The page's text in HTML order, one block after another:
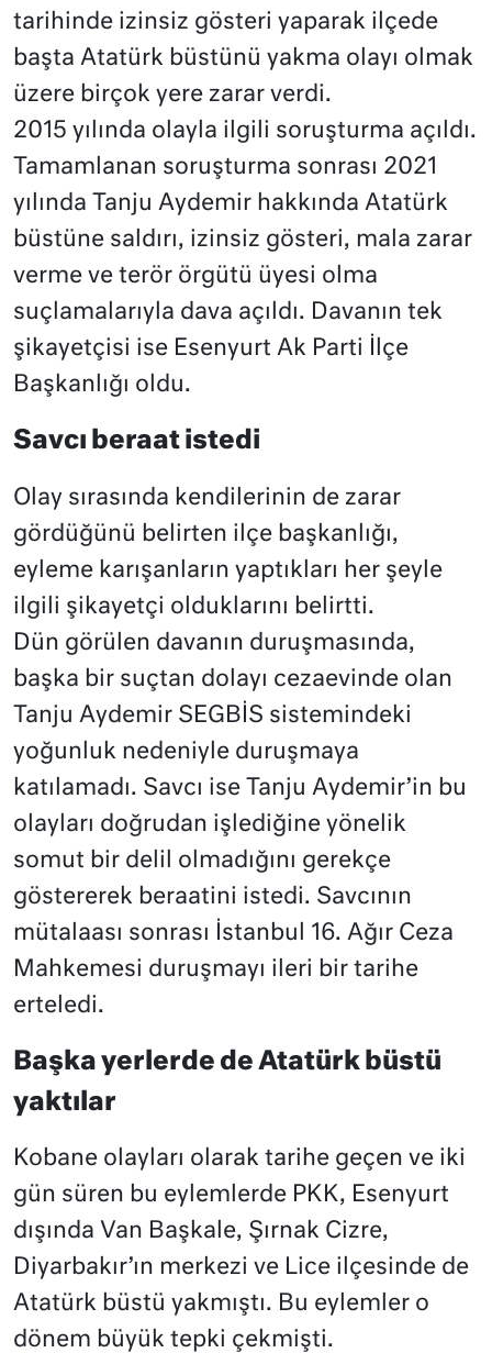
tarihinde izinsiz gösteri yaparak ilçede
başta Atatürk büstünü yakma olayı olmak
üzere birçok yere zarar verdi.
2015 yılında olayla ilgili soruşturma açıldı.
Tamamlanan soruşturma sonrası 2021
yılında Tanju Aydemir hakkında Atatürk
büstüne saldırı, izinsiz gösteri, mala zarar
verme ve terör örgütü üyesi olma
suçlamalarıyla dava açıldı. Davanın tek
şikayetçisi ise Esenyurt Ak Parti İlçe
Başkanlığı oldu.
Savcı beraat istedi
Olay sırasında kendilerinin de zarar
gördüğünü belirten ilçe başkanlığı,
eyleme karışanların yaptıkları her şeyle
ilgili şikayetçi olduklarını belirtti.
Dün görülen davanın duruşmasında,
başka bir suçtan dolayı cezaevinde olan
Tanju Aydemir SEGBİS sistemindeki
yoğunluk nedeniyle duruşmaya
katılamadı. Savcı ise Tanju Aydemir’in bu
olayları doğrudan işlediğine yönelik
somut bir delil olmadığını gerekçe
göstererek beraatini istedi. Savcının
mütalaası sonrası İstanbul 16. Ağır Ceza
Mahkemesi duruşmayı ileri bir tarihe
erteledi.
Başka yerlerde de Atatürk büstü
yaktılar
Kobane olayları olarak tarihe geçen ve iki
gün süren bu eylemlerde PKK, Esenyurt
dışında Van Başkale, Şırnak Cizre,
Diyarbakır’ın merkezi ve Lice ilçesinde de
Atatürk büstü yakmıştı. Bu eylemler o
dönem büyük tepki çekmişti.